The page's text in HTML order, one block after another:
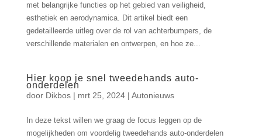
met belangrijke functies op het gebied van veiligheid,
esthetiek en aerodynamica. Dit artikel biedt een
gedetailleerde uitleg over de rol van achterbumpers, de
verschillende materialen en ontwerpen, en hoe ze...
Hier koop je snel tweedehands auto-
onderdelen
door Dikbos| mrt 25, 2024| Autonieuws
In deze tekst willen we graag de focus leggen op de
mogelijkheden om voordelig tweedehands auto-onderdelen